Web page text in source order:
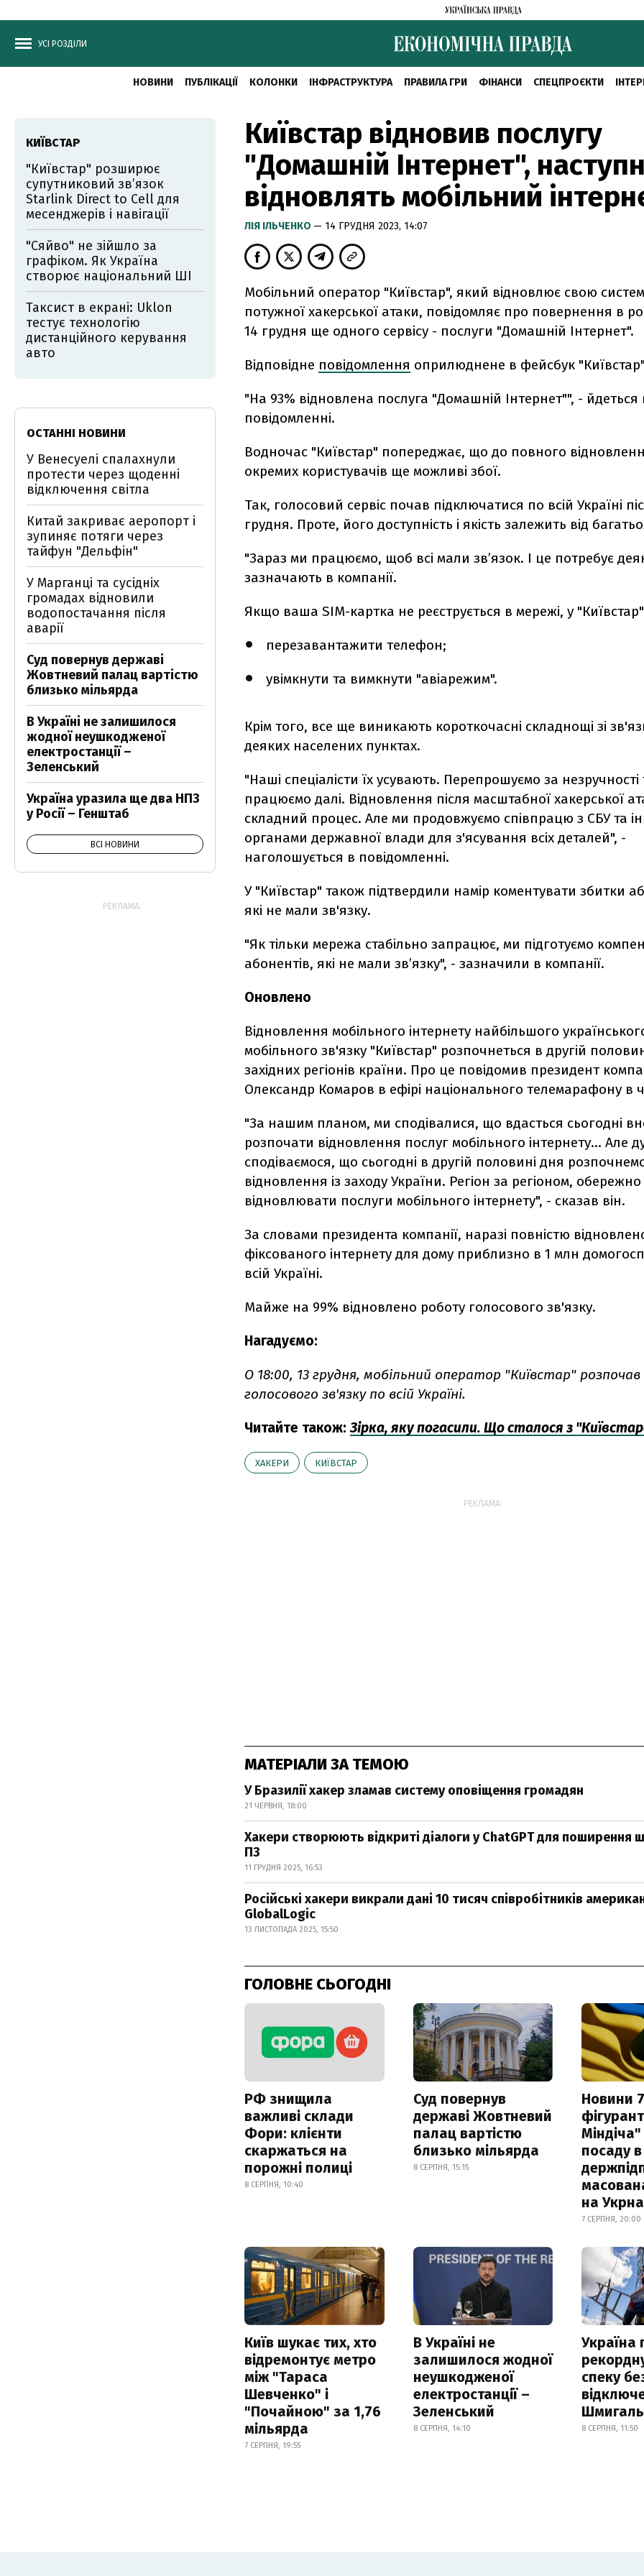
УСІ РОЗДІЛИ
НОВИНИ ПУБЛІКАЦІЇ КОЛОНКИ ІНФРАСТРУКТУРА ПРАВИЛА ГРИ ФІНАНСИ СПЕЦПРОЄКТИ
Київстар відновив послугу
"Домашній Інтернет",
відновлять мобільний
ЛІЯ ІЛЬЧЕНКО — 14 ГРУДНЯ 2023, 14:07
Мобільний оператор "Київстар", який відновлює свою
потужної хакерської атаки, повідомляє про повернення в
14 грудня ще одного сервісу - послуги "Домашній Інтернет".
Відповідне повідомлення оприлюднене в фейсбук
"На 93% відновлена послуга "Домашній Інтернет"", - йдеться
повідомленні.
Водночас "Київстар" попереджає, що до повного
окремих користувачів ще можливі збої.
Так, голосовий сервіс почав підключатися по всій Україні
грудня. Проте, його доступність і якість залежить від
"Зараз ми працюємо, щоб всі мали зв’язок. І це потребує
зазначають в компанії.
Якщо ваша SIM-картка не реєструється в мережі, у
перезавантажити телефон;
увімкнути та вимкнути "авіарежим".
Крім того, все ще виникають короткочасні складнощі зі
деяких населених пунктах.
"Наші спеціалісти їх усувають. Перепрошуємо за незручності
працюємо далі. Відновлення після масштабної хакерської
складний процес. Але ми продовжуємо співпрацю з СБУ та
органами державної влади для з'ясування всіх деталей", -
наголошується в повідомленні.
У "Київстар" також підтвердили намір коментувати збитки
які не мали зв'язку.
"Як тільки мережа стабільно запрацює, ми підготуємо
абонентів, які не мали зв’язку", - зазначили в компанії.
Оновлено
Відновлення мобільного інтернету найбільшого
мобільного зв'язку "Київстар" розпочнеться в другій
західних регіонів країни. Про це повідомив президент
Олександр Комаров в ефірі національного телемарафону в
"За нашим планом, ми сподівалися, що вдасться сьогодні
розпочати відновлення послуг мобільного інтернету... Але
сподіваємося, що сьогодні в другій половині дня
відновлення із заходу України. Регіон за регіоном,
відновлювати послуги мобільного інтернету", - сказав він.
За словами президента компанії, наразі повністю
фіксованого інтернету для дому приблизно в 1 млн
всій Україні.
Майже на 99% відновлено роботу голосового зв'язку.
Нагадуємо:
О 18:00, 13 грудня, мобільний оператор "Київстар"
голосового зв'язку по всій Україні.
Читайте також:Зірка, яку погасили. Що сталося з
ХАКЕРИ КИЇВСТАР
РЕКЛАМА:
МАТЕРІАЛИ ЗА ТЕМОЮ
У Бразилії хакер зламав систему оповіщення громадян
21 ЧЕРВНЯ, 18:00
Хакери створюють відкриті діалоги у ChatGPT для поширення
ПЗ
11 ГРУДНЯ 2025, 16:53
Російські хакери викрали дані 10 тисяч співробітників
GlobalLogic
13 ЛИСТОПАДА 2025, 15:50
ГОЛОВНЕ СЬОГОДНІ
РФ знищила
важливі склади
Фори: клієнти
скаржаться на
порожні полиці
8 СЕРПНЯ, 10:40
Суд повернув
державі Жовтневий
палац вартістю
близько мільярда
8 СЕРПНЯ, 15:15
Новини
посаду в
на
7 СЕРПНЯ, 20:00
Київ шукає тих, хто
відремонтує метро
між "Тараса
Шевченко" і
"Почайною" за 1,76
мільярда
7 СЕРПНЯ, 19:55
В Україні не
залишилося жодної
неушкодженої
електростанції –
Зеленський
8 СЕРПНЯ, 14:10
спеку
Шмигаль
8 СЕРПНЯ, 11:50
КИЇВСТАР
"Київстар" розширює
супутниковий зв’язок
Starlink Direct to Cell для
месенджерів і навігації
"Сяйво" не зійшло за
графіком. Як Україна
створює національний ШІ
Таксист в екрані: Uklon
тестує технологію
дистанційного керування
авто
ОСТАННІ НОВИНИ
У Венесуелі спалахнули
протести через щоденні
відключення світла
Китай закриває аеропорт і
зупиняє потяги через
тайфун "Дельфін"
У Марганці та сусідніх
громадах відновили
водопостачання після
аварії
Суд повернув державі
Жовтневий палац вартістю
близько мільярда
В Україні не залишилося
жодної неушкодженої
електростанції –
Зеленський
Україна уразила ще два НПЗ
у Росії – Генштаб
ВСІ НОВИНИ
РЕКЛАМА: